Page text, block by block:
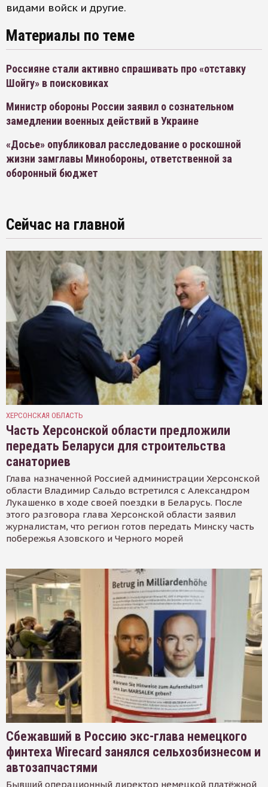
видами войск и другие.
Материалы по теме
Россияне стали активно спрашивать про «отставку
Шойгу» в поисковиках
Министр обороны России заявил о сознательном
замедлении военных действий в Украине
«Досье» опубликовал расследование о роскошной
жизни замглавы Минобороны, ответственной за
оборонный бюджет
Сейчас на главной
ХЕРСОНСКАЯ ОБЛАСТЬ
Часть Херсонской области предложили
передать Беларуси для строительства
санаториев
Глава назначенной Россией администрации Херсонской
области Владимир Сальдо встретился с Александром
Лукашенко в ходе своей поездки в Беларусь. После
этого разговора глава Херсонской области заявил
журналистам, что регион готов передать Минску часть
побережья Азовского и Черного морей
Сбежавший в Россию экс-глава немецкого
финтеха Wirecard занялся сельхозбизнесом и
автозапчастями
Бывший операционный директор немецкой платёжной